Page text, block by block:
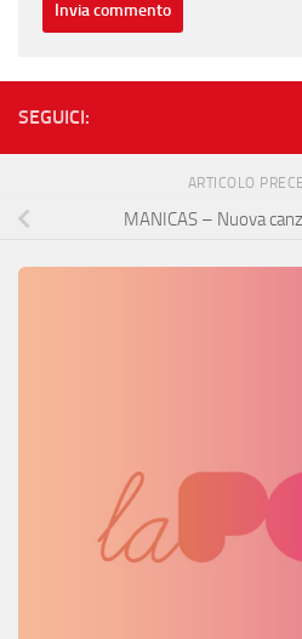
SEGUICI:
ARTICOLO
MANICAS – Nuova